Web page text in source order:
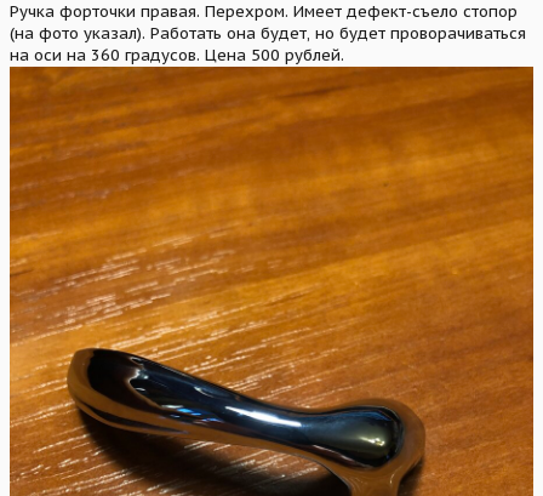
Ручка форточки правая. Перехром. Имеет дефект-съело стопор
(на фото указал). Работать она будет, но будет проворачиваться
на оси на 360 градусов. Цена 500 рублей.